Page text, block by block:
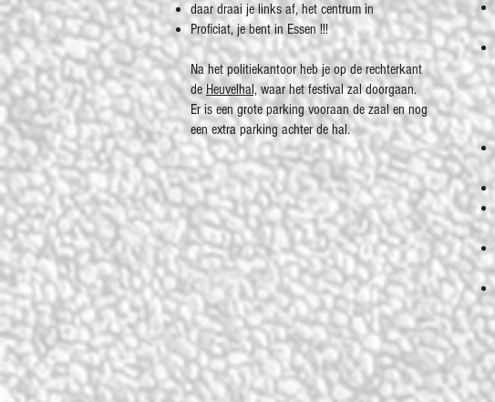
daar draai je links af, het centrum in
Proficiat, je bent in Essen !!!
Na het politiekantoor heb je op de rechterkant
de Heuvelhal,waar het festival zal doorgaan.
Er is een grote parking vooraan de zaal en nog
een extra parking achter de hal.